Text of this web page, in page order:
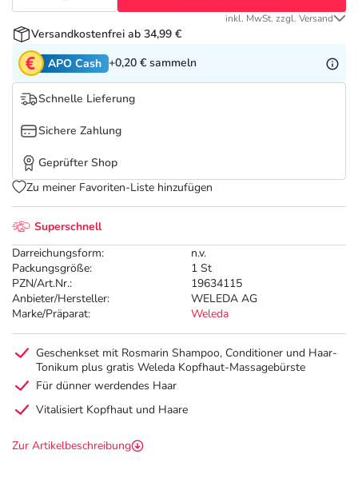
Tierapotheke
Vitamine & Mineralstoffe
Marken
Salus Deals
Superschnell
Darreichungsform:
n.v.
Packungsgröße:
1 St
PZN/Art.Nr.:
19634115
Anbieter/Hersteller:
WELEDA AG
Marke/Präparat:
Weleda
inkl. MwSt. zzgl. Versand
Versandkostenfrei ab 34,99 €
APO Cash +0,20 € sammeln
Schnelle Lieferung
Sichere Zahlung
Geprüfter Shop
Zu meiner Favoriten-Liste hinzufügen
Geschenkset mit Rosmarin Shampoo, Conditioner und Haar-
Tonikum plus gratis Weleda Kopfhaut-Massagebürste
Für dünner werdendes Haar
Vitalisiert Kopfhaut und Haare
Zur Artikelbeschreibung